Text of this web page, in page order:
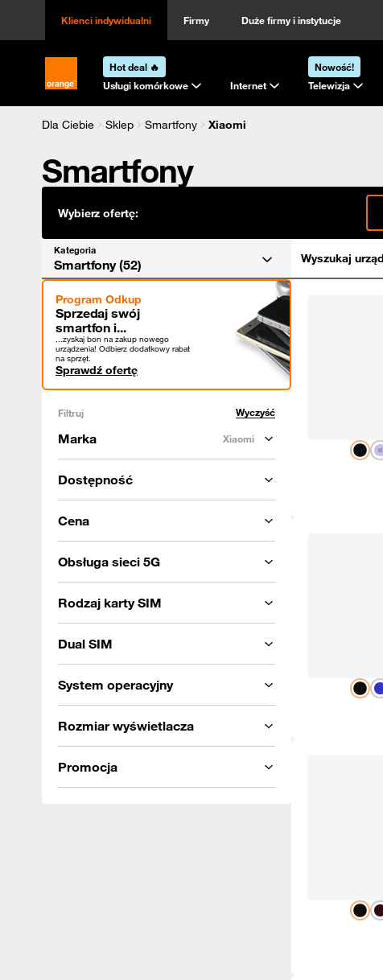
Klienci indywidualni Firmy Duże firmy i instytucje
Strona główna Orange.pl
Hot deal 🔥
Usługi komórkowe
Internet
Nowość!
Telewizja
Dla Ciebie Sklep Smartfony Xiaomi
Smartfony
Wybierz ofertę:
Kategoria
Smartfony (52) Wyszukaj
Program Odkup
Sprzedaj swój
smartfon i...
...zyskaj bon na zakup nowego
urządzenia! Odbierz dodatkowy rabat
na sprzęt.
Sprawdź ofertę
Filtruj Wyczyść
Marka Xiaomi
Dostępność
Cena
Obsługa sieci 5G
Rodzaj karty SIM
Dual SIM
System operacyjny
Rozmiar wyświetlacza
Promocja